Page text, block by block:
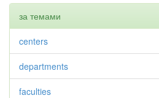
за темами
centers
departments
faculties